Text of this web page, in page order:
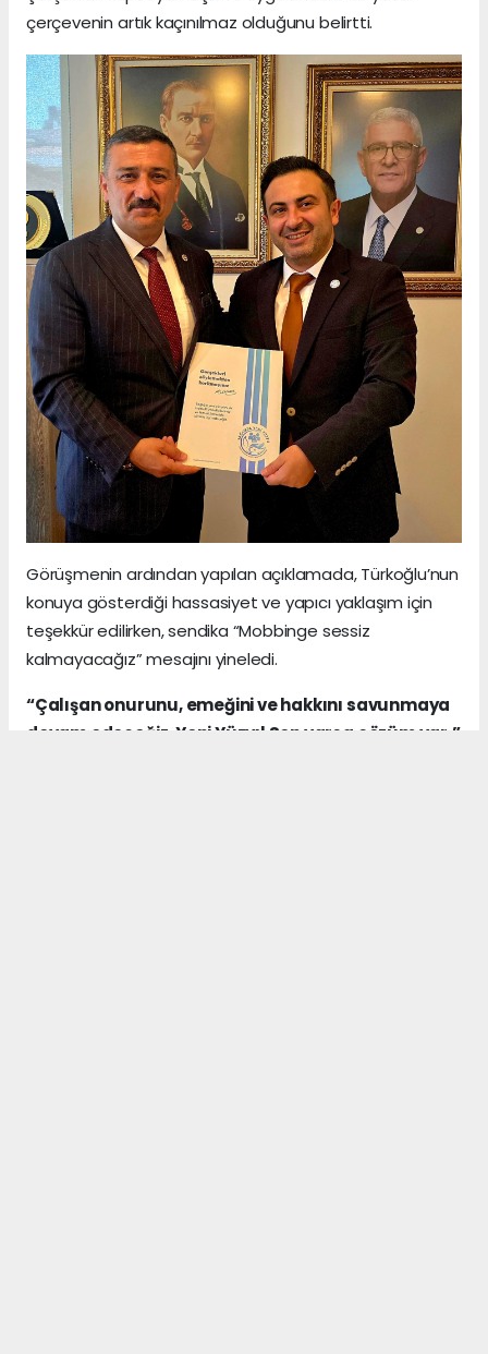
çerçevenin artık kaçınılmaz olduğunu belirtti.
Görüşmenin ardından yapılan açıklamada, Türkoğlu’nun
konuya gösterdiği hassasiyet ve yapıcı yaklaşım için
teşekkür edilirken, sendika “Mobbinge sessiz
kalmayacağız” mesajını yineledi.
“Çalışan onurunu, emeğini ve hakkını savunmaya
devam edeceğiz. Yeni Yüzyıl Sen varsa çözüm var.”